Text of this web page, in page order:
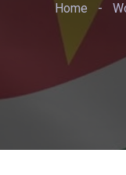
Home -